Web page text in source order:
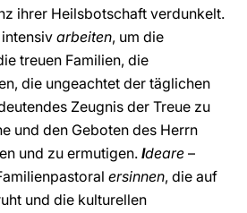
ihrer Heilsbotschaft verdunkelt.
arbeiten, um die
treuen Familien, die
die ungeachtet der täglichen
Zeugnis der Treue zu
und den Geboten des Herrn
und zu ermutigen. Ideare –
ersinnen, die auf
und die kulturellen